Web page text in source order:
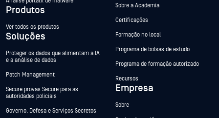
Produtos
Ver todos os produtos
Soluções
Proteger os dados que alimentam a IA
e a análise de dados
Patch Management
Secure provas Secure para as
autoridades policiais
Governo, Defesa e Serviços Secretos
Sobre a Academia
Certificações
Formação no local
Programa de bolsas de estudo
Programa de formação autorizado
Recursos
Empresa
Sobre